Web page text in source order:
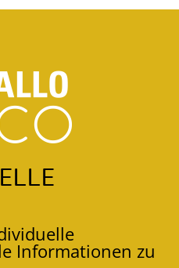
Informationen zu